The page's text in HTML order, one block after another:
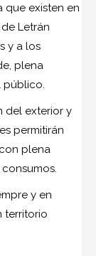
que existen en
Letrán
y a los
plena
público.
del exterior y
permitirán
plena
y en
territorio